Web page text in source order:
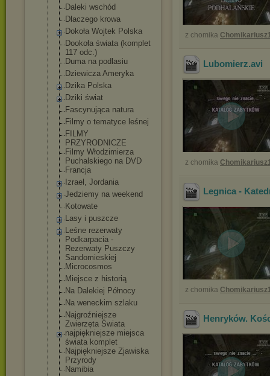
Daleki wschód
Dlaczego krowa
Dokoła Wojtek Polska
Dookoła świata (komplet
117 odc.)
Duma na podlasiu
Dziewicza Ameryka
Dzika Polska
Dziki świat
Fascynująca natura
Filmy o tematyce leśnej
FILMY
PRZYRODNICZE
Filmy Włodzimierza
Puchalskiego na DVD
Francja
Izrael, Jordania
Jedziemy na weekend
Kotowate
Lasy i puszcze
Leśne rezerwaty
Podkarpacia -
Rezerwaty Puszczy
Sandomieskiej
Microcosmos
Miejsce z historią
Na Dalekiej Północy
Na weneckim szlaku
Najgroźniejsze
Zwierzęta Świata
najpiękniejsze miejsca
świata komplet
Najpiękniejsze Zjawiska
Przyrody
Namibia
z chomika
Lubomierz.avi
z chomika
Legnica -
z chomika
Henryków.